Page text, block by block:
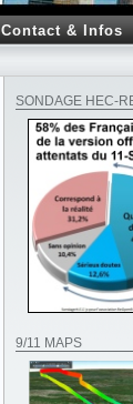
Contact & Infos
SONDAGE HEC-
9/11 MAPS